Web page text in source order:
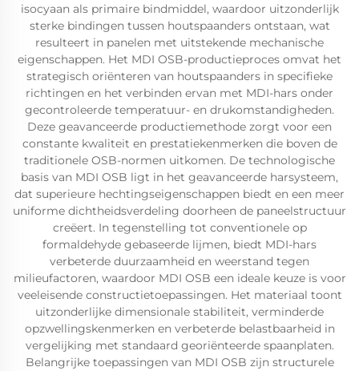
isocyaan als primaire bindmiddel, waardoor uitzonderlijk
sterke bindingen tussen houtspaanders ontstaan, wat
resulteert in panelen met uitstekende mechanische
eigenschappen. Het MDI OSB-productieproces omvat het
strategisch oriënteren van houtspaanders in specifieke
richtingen en het verbinden ervan met MDI-hars onder
gecontroleerde temperatuur- en drukomstandigheden.
Deze geavanceerde productiemethode zorgt voor een
constante kwaliteit en prestatiekenmerken die boven de
traditionele OSB-normen uitkomen. De technologische
basis van MDI OSB ligt in het geavanceerde harsysteem,
dat superieure hechtingseigenschappen biedt en een meer
uniforme dichtheidsverdeling doorheen de paneelstructuur
creëert. In tegenstelling tot conventionele op
formaldehyde gebaseerde lijmen, biedt MDI-hars
verbeterde duurzaamheid en weerstand tegen
milieufactoren, waardoor MDI OSB een ideale keuze is voor
veeleisende constructietoepassingen. Het materiaal toont
uitzonderlijke dimensionale stabiliteit, verminderde
opzwellingskenmerken en verbeterde belastbaarheid in
vergelijking met standaard georiënteerde spaanplaten.
Belangrijke toepassingen van MDI OSB zijn structurele